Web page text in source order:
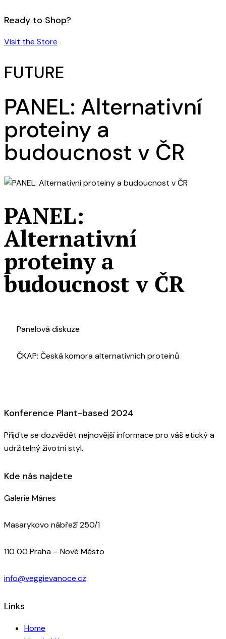
Ready to Shop?
Visit the Store
FUTURE
PANEL: Alternativní
proteiny a
budoucnost v ČR
PANEL:
Alternativní
proteiny a
budoucnost v ČR
Panelová diskuze
ČKAP: Česká komora alternativních proteinů
Konference Plant-based 2024
Přijďte se dozvědět nejnovější informace pro váš etický a
udržitelný životní styl.
Kde nás najdete
Galerie Mánes
Masarykovo nábřeží 250/1
110 00 Praha – Nové Město
info@veggievanoce.cz
Links
Home